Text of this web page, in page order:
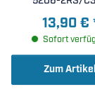
beidseitig
erhöhte radiale
C3 (
13,90 €
Sofort
Zum Artikel